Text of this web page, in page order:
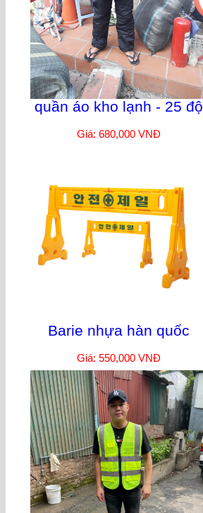
quần áo kho lạnh - 25 độ
Giá: 680,000 VNĐ
Barie nhựa hàn quốc
Giá: 550,000 VNĐ